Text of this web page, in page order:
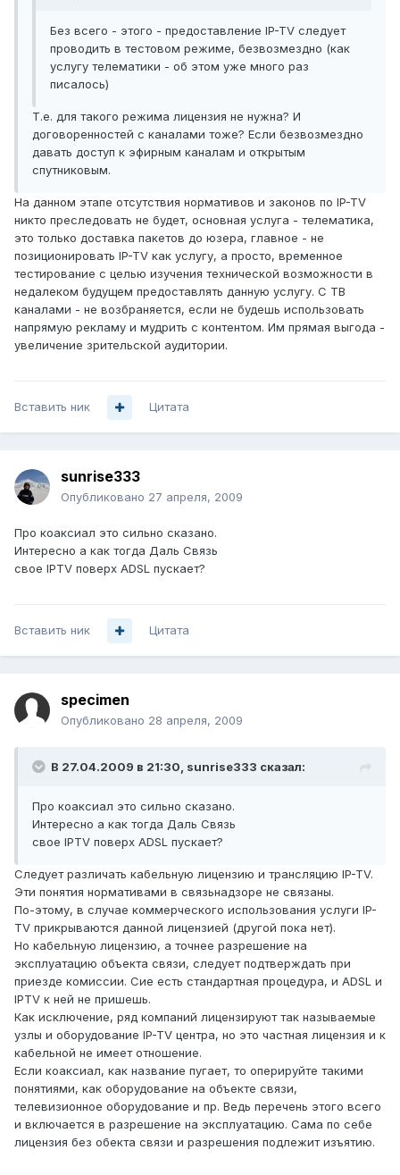
Без всего - этого - предоставление IP-TV следует
проводить в тестовом режиме, безвозмездно (как
услугу телематики - об этом уже много раз
писалось)
Т.е. для такого режима лицензия не нужна? И
договоренностей с каналами тоже? Если безвозмездно
давать доступ к эфирным каналам и открытым
спутниковым.
На данном этапе отсутствия нормативов и законов по IP-TV
никто преследовать не будет, основная услуга - телематика,
это только доставка пакетов до юзера, главное - не
позиционировать IP-TV как услугу, а просто, временное
тестирование с целью изучения технической возможности в
недалеком будущем предоставлять данную услугу. С ТВ
каналами - не возбраняется, если не будешь использовать
напрямую рекламу и мудрить с контентом. Им прямая выгода -
увеличение зрительской аудитории.
Вставить ник Цитата
sunrise333
Опубликовано 27 апреля, 2009
Про коаксиал это сильно сказано.
Интересно а как тогда Даль Связь
свое IPTV поверх АDSL пускает?
Вставить ник Цитата
specimen
Опубликовано 28 апреля, 2009
В 27.04.2009 в 21:30, sunrise333 сказал:
Про коаксиал это сильно сказано.
Интересно а как тогда Даль Связь
свое IPTV поверх АDSL пускает?
Следует различать кабельную лицензию и трансляцию IP-TV.
Эти понятия нормативами в связьнадзоре не связаны.
По-этому, в случае коммерческого использования услуги IP-
TV прикрываются данной лицензией (другой пока нет).
Но кабельную лицензию, а точнее разрешение на
эксплуатацию объекта связи, следует подтверждать при
приезде комиссии. Сие есть стандартная процедура, и ADSL и
IPTV к ней не пришешь.
Как исключение, ряд компаний лицензируют так называемые
узлы и оборудование IP-TV центра, но это частная лицензия и к
кабельной не имеет отношение.
Если коаксиал, как название пугает, то оперируйте такими
понятиями, как оборудование на объекте связи,
телевизионное оборудование и пр. Ведь перечень этого всего
и включается в разрешение на эксплуатацию. Сама по себе
лицензия без обекта связи и разрешения подлежит изъятию.